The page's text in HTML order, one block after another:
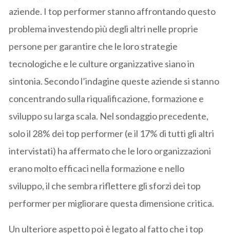
aziende. I top performer stanno affrontando questo
problema investendo più degli altri nelle proprie
persone per garantire che le loro strategie
tecnologiche e le culture organizzative siano in
sintonia. Secondo l’indagine queste aziende si stanno
concentrando sulla riqualificazione, formazione e
sviluppo su larga scala. Nel sondaggio precedente,
solo il 28% dei top performer (e il 17% di tutti gli altri
intervistati) ha affermato che le loro organizzazioni
erano molto efficaci nella formazione e nello
sviluppo, il che sembra riflettere gli sforzi dei top
performer per migliorare questa dimensione critica.
Un ulteriore aspetto poi è legato al fatto che i top